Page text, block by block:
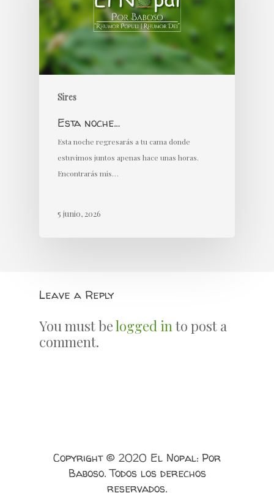
Sires
Esta noche…
Esta noche regresarás a tu cama donde
estuvimos juntos apenas hace unas horas.
Encontrarás mis…
5 junio, 2026
Leave a Reply
You must belogged into post a
comment.
Copyright © 2020 El Nopal: Por
Baboso. Todos los derechos
reservados.